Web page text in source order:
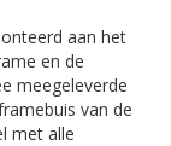
aan het
en de
meegeleverde
van de
met alle